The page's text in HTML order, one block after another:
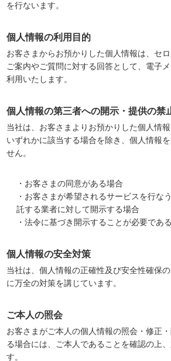
を行ないます。
個人情報の利用目的
お客さまからお預かりした個人情報は、セ
ご案内やご質問に対する回答として、電子
利用いたします。
個人情報の第三者への開示・提供の禁
当社は、お客さまよりお預かりした個人情
いずれかに該当する場合を除き、個人情報
せん。
・お客さまの同意がある場合
・お客さまが希望されるサービスを行な
託する業者に対して開示する場合
・法令に基づき開示することが必要であ
個人情報の安全対策
当社は、個人情報の正確性及び安全性確保
に万全の対策を講じています。
ご本人の照会
お客さまがご本人の個人情報の照会・修正
る場合には、ご本人であることを確認の上
す。